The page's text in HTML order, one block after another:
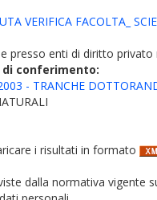
VERIFICA FACOLTA_
presso enti di diritto
conferimento:
- TRANCHE
i risultati in formato
dalla normativa